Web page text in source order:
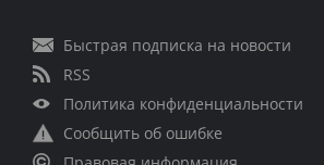
Быстрая подписка на новости
RSS
Политика конфиденциальности
Сообщить об ошибке